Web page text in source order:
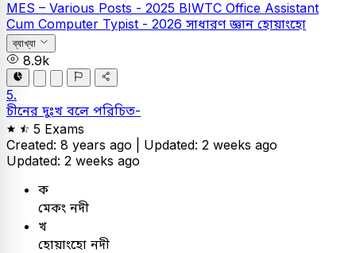
MES – Various Posts - 2025 BIWTC Office Assistant
Cum Computer Typist - 2026 সাধারণ জ্ঞান হোয়াংহো
ব্যাখ্যা
8.9k
5.
চীনের দুঃখ বলে পরিচিত-
5 Exams
Created: 8 years ago | Updated: 2 weeks ago
Updated: 2 weeks ago
ক
মেকং নদী
খ
হোয়াংহো নদী